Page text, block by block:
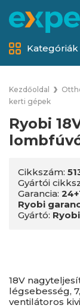
Kategóriák
Kezdőoldal
kerti gépek
Ryobi
Cikkszám:
Gyártói
Garancia:
Ryobi
Gyártó: Ryobi
18V
légsebesség,
ventilátoros